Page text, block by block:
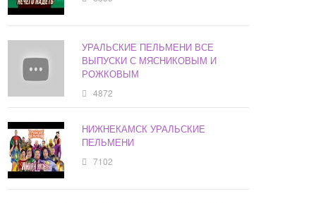
УРАЛЬСКИЕ ПЕЛЬМЕНИ ВСЕ
ВЫПУСКИ С МЯСНИКОВЫМ И
РОЖКОВЫМ
4872
НИЖНЕКАМСК УРАЛЬСКИЕ
ПЕЛЬМЕНИ
7102